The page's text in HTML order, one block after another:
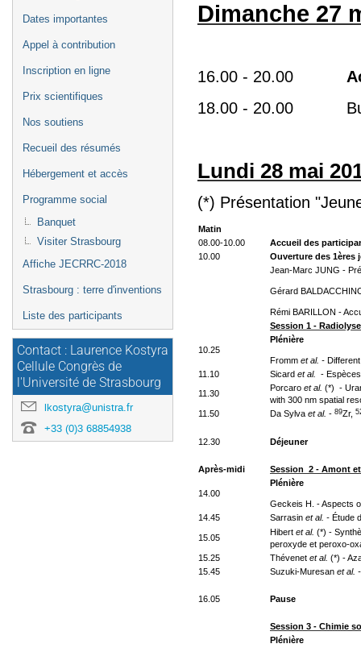
Dates importantes
Appel à contribution
Inscription en ligne
Prix scientifiques
Nos soutiens
Recueil des résumés
Hébergement et accès
Programme social
Banquet
Visiter Strasbourg
Affiche JECRRC-2018
Strasbourg : terre d'inventions
Liste des participants
Contact : Laurence Kostyra
Cellule Congrès de
l'Université de Strasbourg
lkostyra@unistra.fr
+33 (0)3 68854938
Dimanche 27
16.00 - 20.00
18.00 - 20.00
Lundi 28 mai
(*) Présentation
Matin
08.00-10.00
Accueil des
10.00
Ouverture des 1ères
Jean-Marc JUNG -
Gérard
Rémi BARILLON -
Session 1 -
10.25
Plénière
Fromm et al. -
11.10
Sicard et al.
-
11.30
Porcaro et al. (*) -
with 300 nm spatial
11.50
Da Sylva et al. - 89Zr,
12.30 Déjeuner
Après-midi Session 2 - Amont
14.00
Plénière
Geckeis H. - Aspects
14.45
Sarrasin et al. - Étude
15.05
Hibert et al. (*) -
peroxyde et peroxo-
15.25
Thévenet et al. (*) -
15.45
Suzuki-Muresan et al.
16.05 Pause
Session 3 - Chimie
Plénière